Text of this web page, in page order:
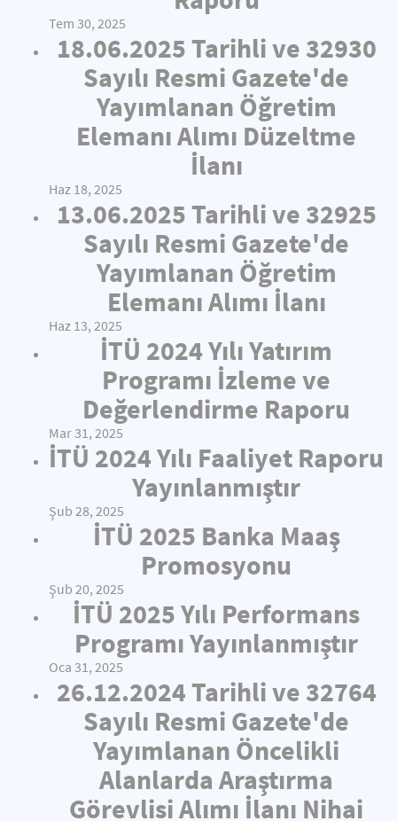
Tem 30, 2025
18.06.2025 Tarihli ve 32930
Sayılı Resmi Gazete'de
Yayımlanan Öğretim
Elemanı Alımı Düzeltme
İlanı
Haz 18, 2025
13.06.2025 Tarihli ve 32925
Sayılı Resmi Gazete'de
Yayımlanan Öğretim
Elemanı Alımı İlanı
Haz 13, 2025
İTÜ 2024 Yılı Yatırım
Programı İzleme ve
Değerlendirme Raporu
Mar 31, 2025
İTÜ 2024 Yılı Faaliyet Raporu
Yayınlanmıştır
Şub 28, 2025
İTÜ 2025 Banka Maaş
Promosyonu
Şub 20, 2025
İTÜ 2025 Yılı Performans
Programı Yayınlanmıştır
Oca 31, 2025
26.12.2024 Tarihli ve 32764
Sayılı Resmi Gazete'de
Yayımlanan Öncelikli
Alanlarda Araştırma
Görevlisi Alımı İlanı Nihai